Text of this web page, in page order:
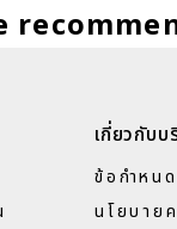
เกี่ยวกับบ
ข้อกำหน
นโยบาย